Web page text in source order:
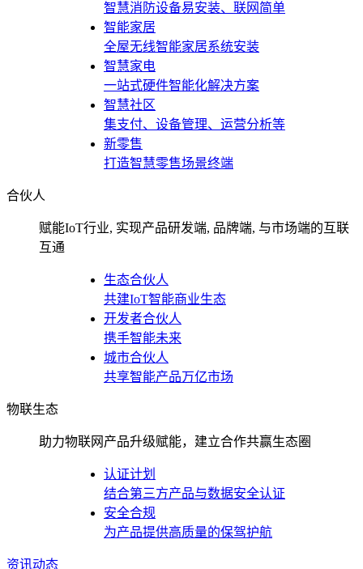
智慧消防设备易安装、联网简单
智能家居
全屋无线智能家居系统安装
智慧家电
一站式硬件智能化解决方案
智慧社区
集支付、设备管理、运营分析等
新零售
打造智慧零售场景终端
合伙人
赋能IoT行业, 实现产品研发端, 品牌端, 与市场端的互联
互通
生态合伙人
共建IoT智能商业生态
开发者合伙人
携手智能未来
城市合伙人
共享智能产品万亿市场
物联生态
助力物联网产品升级赋能，建立合作共赢生态圈
认证计划
结合第三方产品与数据安全认证
安全合规
为产品提供高质量的保驾护航
资讯动态